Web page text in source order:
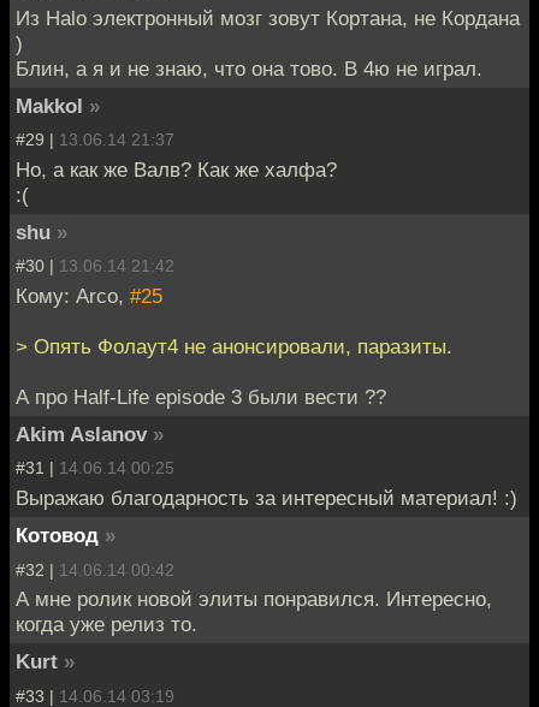
Из Halo электронный мозг зовут Кортана, не Кордана
)
Блин, а я и не знаю, что она тово. В 4ю не играл.
Makkol »
#29 | 13.06.14 21:37
Но, а как же Валв? Как же халфа?
:(
shu »
#30 | 13.06.14 21:42
Кому: Arco, #25
> Опять Фолаут4 не анонсировали, паразиты.
А про Half-Life episode 3 были вести ??
Akim Aslanov »
#31 | 14.06.14 00:25
Выражаю благодарность за интересный материал! :)
Котовод »
#32 | 14.06.14 00:42
А мне ролик новой элиты понравился. Интересно,
когда уже релиз то.
Kurt »
#33 | 14.06.14 03:19